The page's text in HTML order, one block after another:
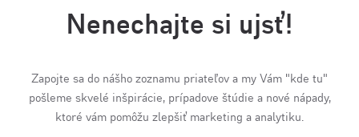
Nenechajte si ujsť!
Zapojte sa do nášho zoznamu priateľov a my Vám "kde tu"
pošleme skvelé inšpirácie, prípadove štúdie a nové nápady,
ktoré vám pomôžu zlepšiť marketing a analytiku.